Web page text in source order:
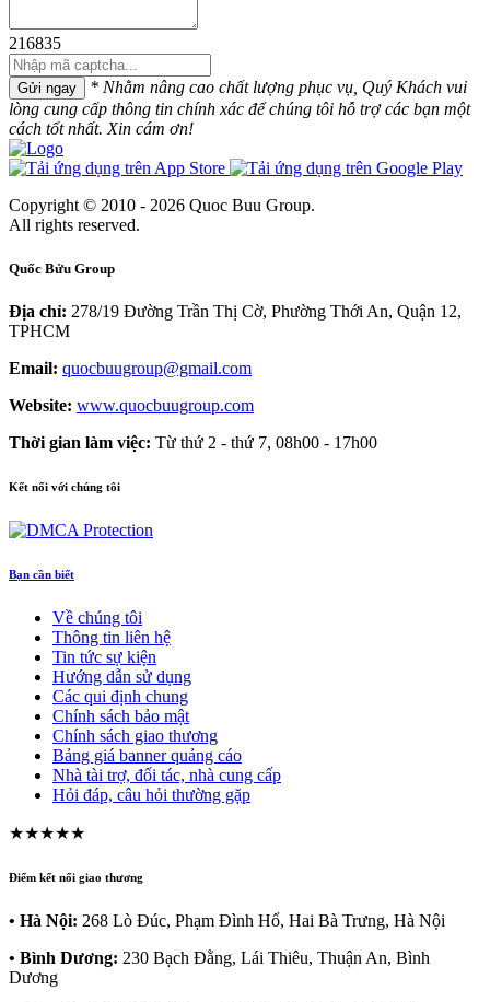
216835
Gửi ngay
* Nhằm nâng cao chất lượng phục vụ, Quý Khách vui
lòng cung cấp thông tin chính xác để chúng tôi hỗ trợ các bạn một
cách tốt nhất. Xin cám ơn!
Copyright © 2010 - 2026 Quoc Buu Group.
All rights reserved.
Quốc Bửu Group
Địa chỉ: 278/19 Đường Trần Thị Cờ, Phường Thới An, Quận 12,
TPHCM
Email: quocbuugroup@gmail.com
Website: www.quocbuugroup.com
Thời gian làm việc: Từ thứ 2 - thứ 7, 08h00 - 17h00
Kết nối với chúng tôi
Bạn cần biết
Về chúng tôi
Thông tin liên hệ
Tin tức sự kiện
Hướng dẫn sử dụng
Các qui định chung
Chính sách bảo mật
Chính sách giao thương
Bảng giá banner quảng cáo
Nhà tài trợ, đối tác, nhà cung cấp
Hỏi đáp, câu hỏi thường gặp
★★★★★
Điểm kết nối giao thương
• Hà Nội: 268 Lò Đúc, Phạm Đình Hổ, Hai Bà Trưng, Hà Nội
• Bình Dương: 230 Bạch Đằng, Lái Thiêu, Thuận An, Bình
Dương